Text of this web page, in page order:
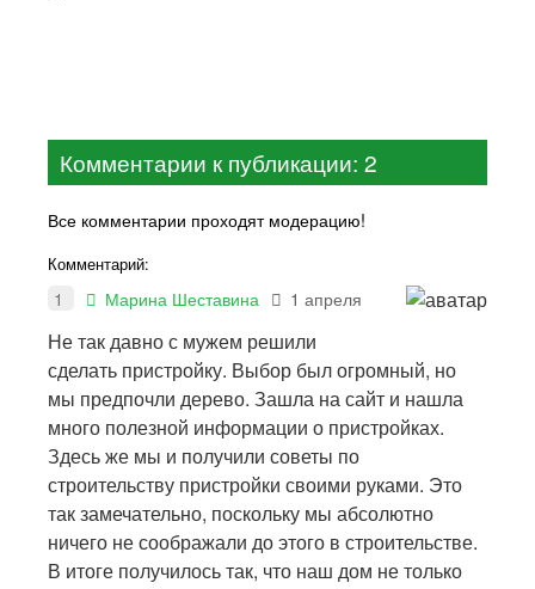
Комментарии к публикации: 2
Все комментарии проходят модерацию!
Комментарий:
1 Марина Шеставина 1 апреля
Не так давно с мужем решили
сделать пристройку. Выбор был огромный, но
мы предпочли дерево. Зашла на сайт и нашла
много полезной информации о пристройках.
Здесь же мы и получили советы по
строительству пристройки своими руками. Это
так замечательно, поскольку мы абсолютно
ничего не соображали до этого в строительстве.
В итоге получилось так, что наш дом не только